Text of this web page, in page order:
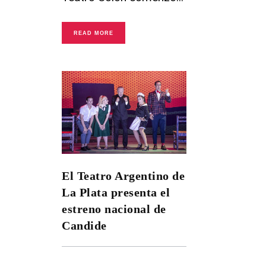
READ MORE
El Teatro Argentino de
La Plata presenta el
estreno nacional de
Candide